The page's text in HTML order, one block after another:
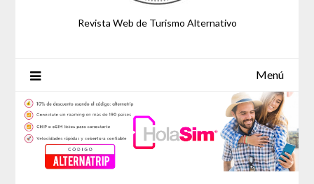
Revista Web de Turismo Alternativo
Menú